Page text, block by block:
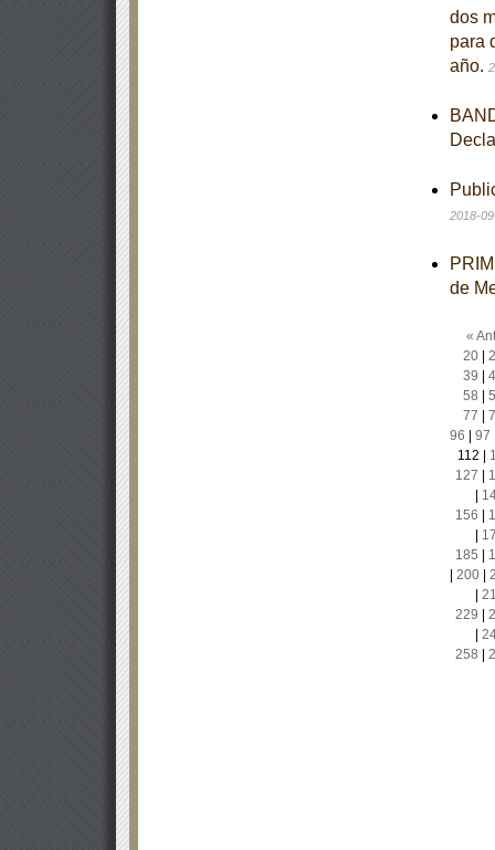
dos
para
año.
2018-
de
«
20|
39
58
77
96
97
112
127
156
185
200|
229
258